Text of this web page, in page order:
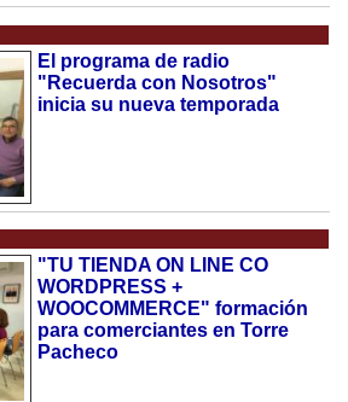
El programa de radio
"Recuerda con Nosotros"
inicia su nueva temporada
"TU TIENDA ON LINE CO
WORDPRESS +
WOOCOMMERCE" formación
para comerciantes en Torre
Pacheco